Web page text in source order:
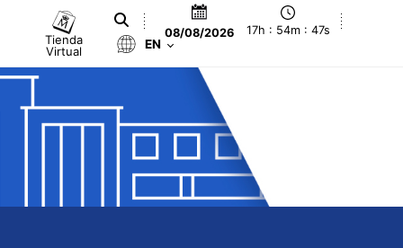
Tienda
Virtual
08/08/2026 17h : 54m : 47s
EN